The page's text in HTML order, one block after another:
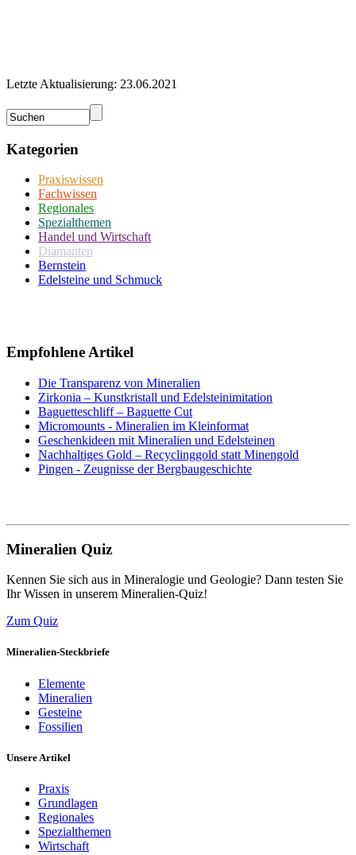
Letzte Aktualisierung: 23.06.2021
Kategorien
Praxiswissen
Fachwissen
Regionales
Spezialthemen
Handel und Wirtschaft
Diamanten
Bernstein
Edelsteine und Schmuck
Empfohlene Artikel
Die Transparenz von Mineralien
Zirkonia – Kunstkristall und Edelsteinimitation
Baguetteschliff – Baguette Cut
Micromounts - Mineralien im Kleinformat
Geschenkideen mit Mineralien und Edelsteinen
Nachhaltiges Gold – Recyclinggold statt Minengold
Pingen - Zeugnisse der Bergbaugeschichte
Mineralien Quiz
Kennen Sie sich aus in Mineralogie und Geologie? Dann testen Sie
Ihr Wissen in unserem Mineralien-Quiz!
Zum Quiz
Mineralien-Steckbriefe
Elemente
Mineralien
Gesteine
Fossilien
Unsere Artikel
Praxis
Grundlagen
Regionales
Spezialthemen
Wirtschaft